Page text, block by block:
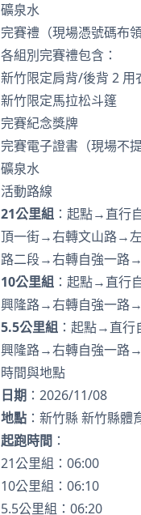
礦泉水
完賽禮（現場憑號碼布領
各組別完賽禮包含：
新竹限定肩背/後背 2 用
新竹限定馬拉松斗篷
完賽紀念獎牌
完賽電子證書（現場不提
礦泉水
活動路線
21公里組 ：起點→直行
頂一街→右轉文山路→
路二段→右轉自強一路
10公里組 ：起點→直行
興隆路→右轉自強一路
5.5公里組 ：起點→直
興隆路→右轉自強一路
時間與地點
日期 ：2026/11/08
地點 ：新竹縣 新竹縣
起跑時間 ：
21公里組：06:00
10公里組：06:10
5.5公里組：06:20